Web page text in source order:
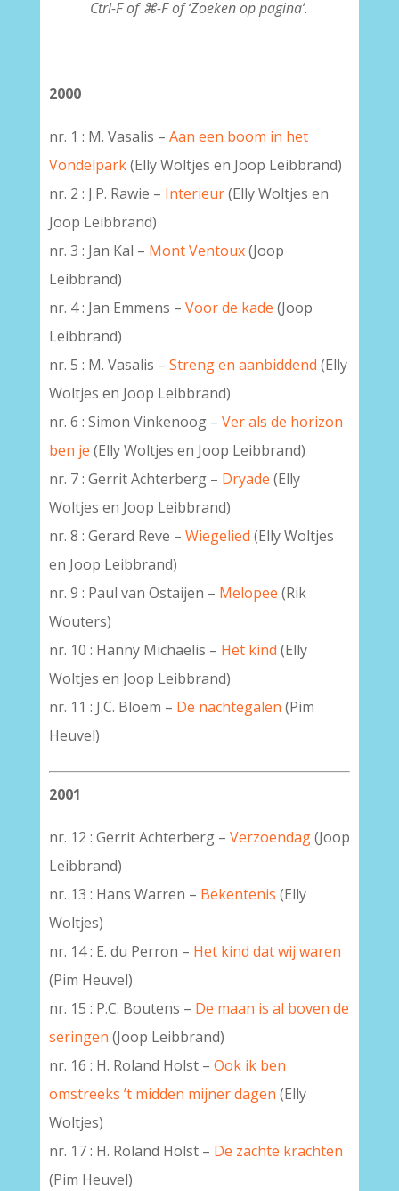
Ctrl-F of ⌘-F of ‘Zoeken op pagina’.
2000
nr. 1 : M. Vasalis – Aan een boom in het
Vondelpark(Elly Woltjes en Joop Leibbrand)
nr. 2 : J.P. Rawie – Interieur(Elly Woltjes en
Joop Leibbrand)
nr. 3 : Jan Kal – Mont Ventoux(Joop
Leibbrand)
nr. 4 : Jan Emmens – Voor de kade (Joop
Leibbrand)
nr. 5 : M. Vasalis – Streng en aanbiddend (Elly
Woltjes en Joop Leibbrand)
nr. 6 : Simon Vinkenoog – Ver als de horizon
ben je (Elly Woltjes en Joop Leibbrand)
nr. 7 : Gerrit Achterberg – Dryade (Elly
Woltjes en Joop Leibbrand)
nr. 8 : Gerard Reve – Wiegelied (Elly Woltjes
en Joop Leibbrand)
nr. 9 : Paul van Ostaijen – Melopee (Rik
Wouters)
nr. 10 : Hanny Michaelis – Het kind (Elly
Woltjes en Joop Leibbrand)
nr. 11 : J.C. Bloem – De nachtegalen (Pim
Heuvel)
2001
nr. 12 : Gerrit Achterberg – Verzoendag(Joop
Leibbrand)
nr. 13 : Hans Warren – Bekentenis (Elly
Woltjes)
nr. 14 : E. du Perron – Het kind dat wij waren
(Pim Heuvel)
nr. 15 : P.C. Boutens – De maan is al boven de
seringen (Joop Leibbrand)
nr. 16 : H. Roland Holst – Ook ik ben
omstreeks ’t midden mijner dagen (Elly
Woltjes)
nr. 17 : H. Roland Holst – De zachte krachten
(Pim Heuvel)